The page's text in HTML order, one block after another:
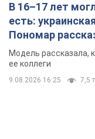
В 16–17 лет
есть:
Пономар
стороне
Модель рассказала,
ее коллеги
9.08.2026 16:25 7,5